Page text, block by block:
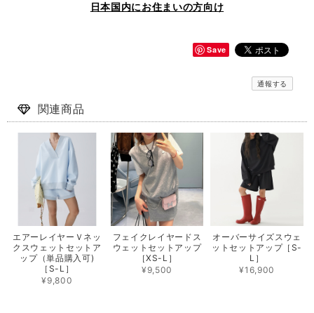
日本国内にお住まいの方向け
Save
通報する
関連商品
エアーレイヤーＶネッ
クスウェットセットア
ップ（単品購入可)
［S-L］
¥9,800
フェイクレイヤードス
ウェットセットアップ
［XS-L］
¥9,500
オーバーサイズスウェ
ットセットアップ［S-
L］
¥16,900